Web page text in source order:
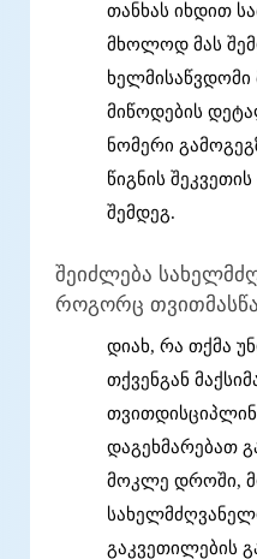
თანხას იხდით
მხოლოდ მას
ხელმისაწვდომი
მიწოდების
ნომერი
წიგნის
შემდეგ.
შეიძლება
როგორც
დიახ, რა თქმა
თქვენგან
დაგეხმარებათ
მოკლე დროში,
გაკვეთილების